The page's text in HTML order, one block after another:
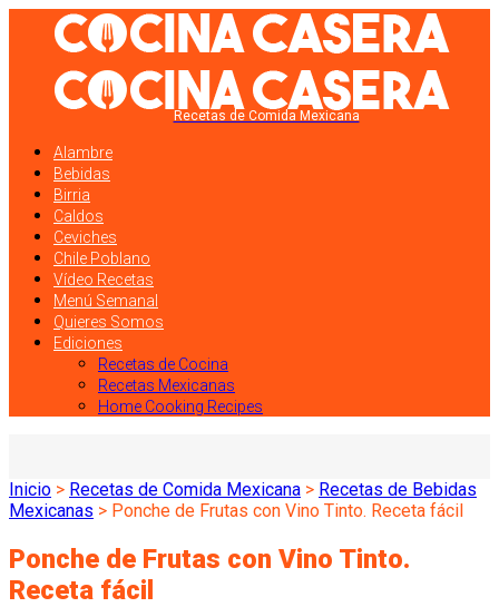
Recetas de Comida Mexicana
Alambre
Bebidas
Birria
Caldos
Ceviches
Chile Poblano
Vídeo Recetas
Menú Semanal
Quieres Somos
Ediciones
Recetas de Cocina
Recetas Mexicanas
Home Cooking Recipes
Inicio > Recetas de Comida Mexicana > Recetas de Bebidas
Mexicanas > Ponche de Frutas con Vino Tinto. Receta fácil
Ponche de Frutas con Vino Tinto.
Receta fácil